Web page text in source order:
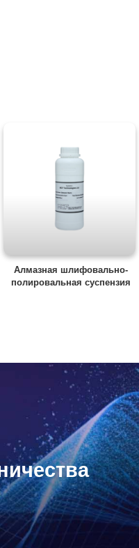
Алмазная шлифовально-
полировальная суспензия